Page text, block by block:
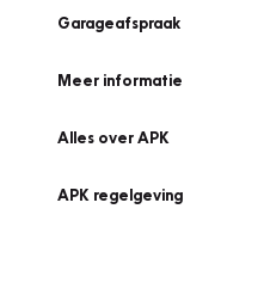
Garageafspraak
Meer informatie
Alles over APK
APK regelgeving